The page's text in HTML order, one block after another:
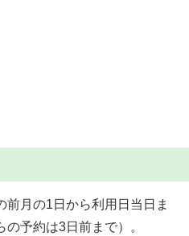
前月の1日から利用日当日ま
予約は3日前まで）。